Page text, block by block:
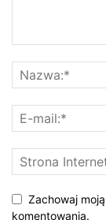
Zachowaj
komentowania.